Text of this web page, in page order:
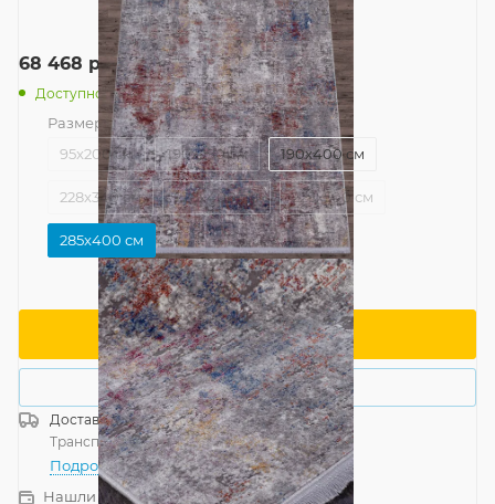
68 468 руб./шт
Доступно: 2
Размер — 285x400 см
95x200 см
190x290 см 190x400 см
228x340 см 228x400 см 228x500 см
285x400 см
В корзину
Купить в 1 клик
ДоставкаРоссия
Транспортной компанией—бесплатно
Подробнее
Нашли дешевле?